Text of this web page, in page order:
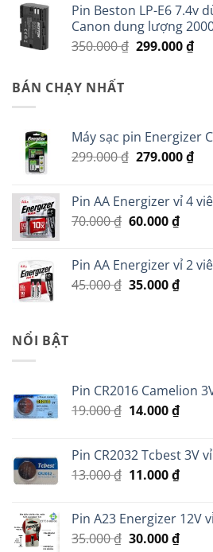
là:
290.000 ₫.
tại
là:
Pin Beston LP-E6 7.4v
Canon dung lượng
350.000₫ Giá
299.000₫Giá
BÁN CHẠY NHẤT
Máy sạc pin Energizer
299.000₫ Giá
299.000 ₫.
279.000₫Giá
là:
Pin AA Energizer vỉ 4
70.000₫ Giá
70.000 ₫.
60.000₫Giá
tại
là:
Pin AA Energizer vỉ 2
45.000₫ Giá
35.000₫Giá
NỔI BẬT
Pin CR2016 Camelion
19.000₫ Giá
19.000 ₫.
14.000₫Giá
là:
Pin CR2032 Tcbest 3V
13.000₫ Giá
13.000 ₫.
11.000₫Giá
là:
Pin A23 Energizer 12V
35.000₫ Giá
30.000₫Giá